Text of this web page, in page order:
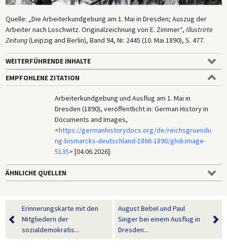
Quelle: „Die Arbeiterkundgebung am 1. Mai in Dresden; Auszug der
Arbeiter nach Loschwitz. Originalzeichnung von E. Zimmer“, Illustrirte
Zeitung(Leipzig and Berlin), Band 94, Nr. 2445 (10. Mai 1890), S. 477.
WEITERFÜHRENDE INHALTE
EMPFOHLENE ZITATION
Arbeiterkundgebung und Ausflug am 1. Mai in
Dresden (1890), veröffentlicht in: German History in
Documents and Images,
<https://germanhistorydocs.org/de/reichsgruendu
ng-bismarcks-deutschland-1866-1890/ghdi:image-
5135> [04.06.2026].
ÄHNLICHE QUELLEN
Erinnerungskarte mit den
Mitgliedern der
sozialdemokratis...
August Bebel und Paul
Singer bei einem Ausflug in
Dresden...